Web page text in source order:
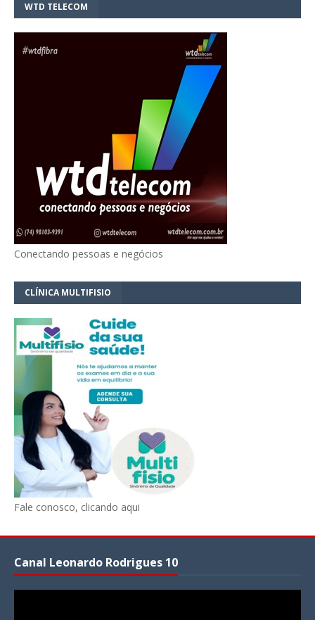
WTD TELECOM
Conectando pessoas e negócios
CLÍNICA MULTIFISIO
Fale conosco, clicando aqui
Canal Leonardo Rodrigues 10